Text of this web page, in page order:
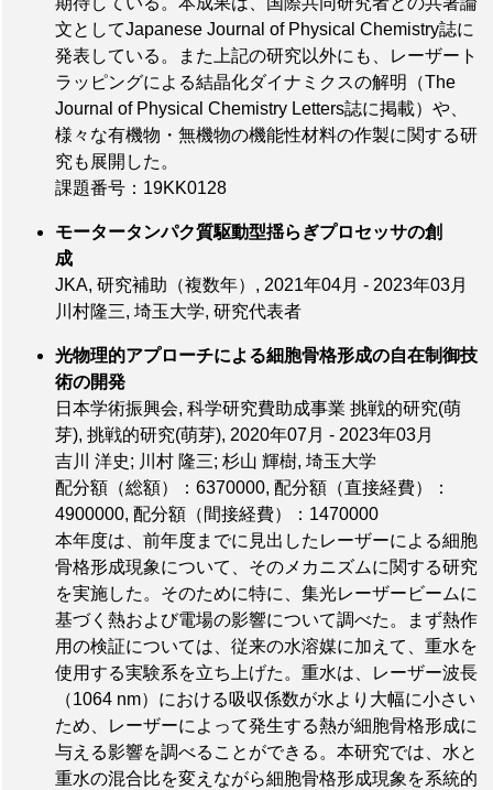
文としてJapanese Journal of Physical Chemistry誌に
発表している。また上記の研究以外にも、レーザート
ラッピングによる結晶化ダイナミクスの解明（The
Journal of Physical Chemistry Letters誌に掲載）や、
様々な有機物・無機物の機能性材料の作製に関する研
究も展開した。
課題番号：19KK0128
モータータンパク質駆動型揺らぎプロセッサの創
成
JKA, 研究補助（複数年）, 2021年04月 - 2023年03月
川村隆三, 埼玉大学, 研究代表者
光物理的アプローチによる細胞骨格形成の自在制御技
術の開発
日本学術振興会, 科学研究費助成事業 挑戦的研究(萌
芽), 挑戦的研究(萌芽), 2020年07月 - 2023年03月
吉川 洋史; 川村 隆三; 杉山 輝樹, 埼玉大学
配分額（総額）：6370000, 配分額（直接経費）：
4900000, 配分額（間接経費）：1470000
本年度は、前年度までに見出したレーザーによる細胞
骨格形成現象について、そのメカニズムに関する研究
を実施した。そのために特に、集光レーザービームに
基づく熱および電場の影響について調べた。まず熱作
用の検証については、従来の水溶媒に加えて、重水を
使用する実験系を立ち上げた。重水は、レーザー波長
（1064 nm）における吸収係数が水より大幅に小さい
ため、レーザーによって発生する熱が細胞骨格形成に
与える影響を調べることができる。本研究では、水と
重水の混合比を変えながら細胞骨格形成現象を系統的